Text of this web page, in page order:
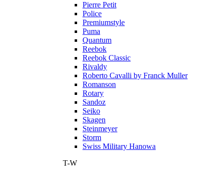
Pierre Petit
Police
Premiumstyle
Puma
Quantum
Reebok
Reebok Classic
Rivaldy
Roberto Cavalli by Franck Muller
Romanson
Rotary
Sandoz
Seiko
Skagen
Steinmeyer
Storm
Swiss Military Hanowa
T-W